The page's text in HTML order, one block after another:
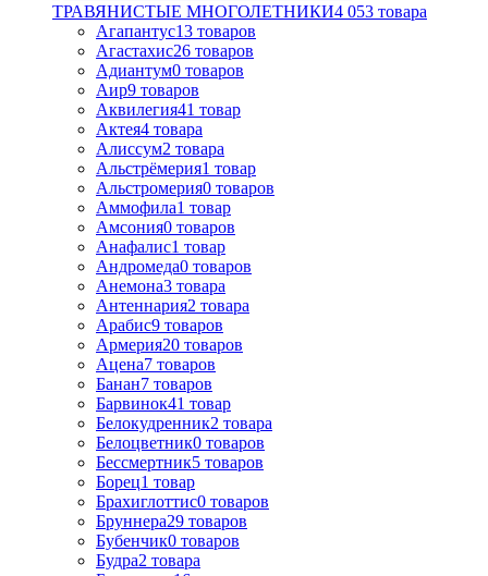
ТРАВЯНИСТЫЕ МНОГОЛЕТНИКИ4 053 товара
Агапантус13 товаров
Агастахис26 товаров
Адиантум0 товаров
Аир9 товаров
Аквилегия41 товар
Актея4 товара
Алиссум2 товара
Альстрёмерия1 товар
Альстромерия0 товаров
Аммофила1 товар
Амсония0 товаров
Анафалис1 товар
Андромеда0 товаров
Анемона3 товара
Антеннария2 товара
Арабис9 товаров
Армерия20 товаров
Ацена7 товаров
Банан7 товаров
Барвинок41 товар
Белокудренник2 товара
Белоцветник0 товаров
Бессмертник5 товаров
Борец1 товар
Брахиглоттис0 товаров
Бруннера29 товаров
Бубенчик0 товаров
Будра2 товара